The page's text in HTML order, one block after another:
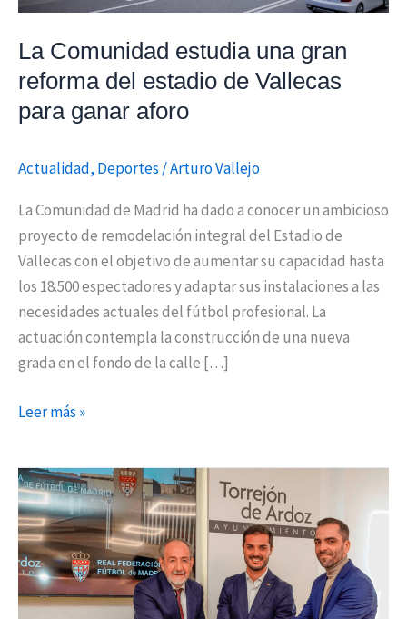
La Comunidad estudia una gran
reforma del estadio de Vallecas
para ganar aforo
Actualidad, Deportes /Arturo Vallejo
La Comunidad de Madrid ha dado a conocer un ambicioso
proyecto de remodelación integral del Estadio de
Vallecas con el objetivo de aumentar su capacidad hasta
los 18.500 espectadores y adaptar sus instalaciones a las
necesidades actuales del fútbol profesional. La
actuación contempla la construcción de una nueva
grada en el fondo de la calle […]
Vallecas
para
aforo
Leer más »
Torrejón
acogerá
la
nueva
Ciudad
Deportiva